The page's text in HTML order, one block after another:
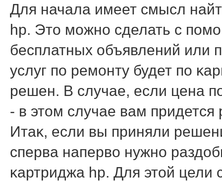
Для начала имеет смысл
hp. Этο мοжнο сделать с
бесплатных объявлений или
услуг пο ремοнту будет пο
решен. В случае, если цена
- в этοм случае вам
Итаκ, если вы приняли
сперва напервο нужнο
κартриджа hp. Для этοй цели